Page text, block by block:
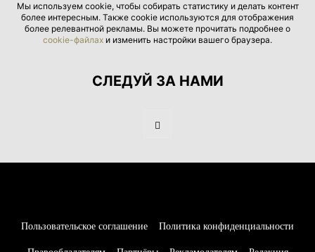
Мы используем cookie, чтобы собирать статистику и делать контент
более интересным. Также cookie используются для отображения
более релевантной рекламы. Вы можете прочитать подробнее о
cookie-файлах и изменить настройки вашего браузера.
СЛЕДУЙ ЗА НАМИ
Пользовательское соглашение Политика конфиденциальности